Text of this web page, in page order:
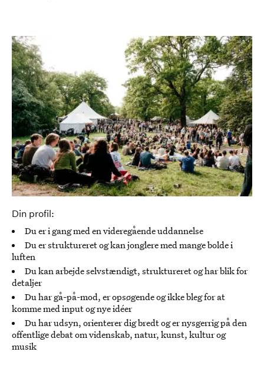
Din profil:
Du er i gang med en videregående uddannelse
Du er struktureret og kan jonglere med mange bolde i
luften
Du kan arbejde selvstændigt, struktureret og har blik for
detaljer
Du har gå-på-mod, er opsøgende og ikke bleg for at
komme med input og nye idéer
Du har udsyn, orienterer dig bredt og er nysgerrig på den
offentlige debat om videnskab, natur, kunst, kultur og
musik